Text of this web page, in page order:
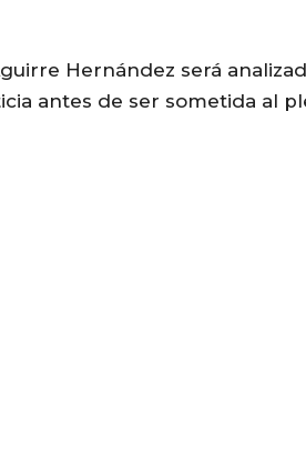
Hernández será
antes de ser sometida al